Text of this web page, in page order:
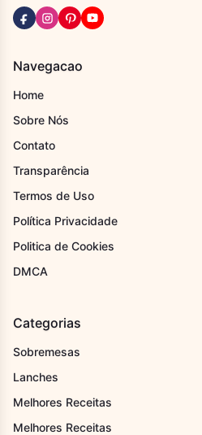
Navegacao
Home
Sobre Nós
Contato
Transparência
Termos de Uso
Política Privacidade
Politica de Cookies
DMCA
Categorias
Sobremesas
Lanches
Melhores Receitas
Melhores Receitas